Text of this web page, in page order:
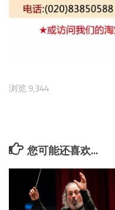
浏览 9,344
您可能还喜欢...